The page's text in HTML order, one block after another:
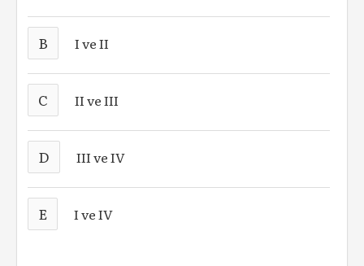
B I ve II
C II ve III
D III ve IV
E I ve IV